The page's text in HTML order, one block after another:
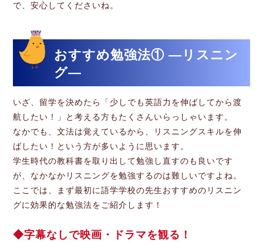
で、安心してくださいね。
おすすめ勉強法① ―リスニン
グ―
いざ、留学を決めたら「少しでも英語力を伸ばしてから渡
航したい！」と考える方もたくさんいらっしゃいます。
なかでも、文法は覚えているから、リスニングスキルを伸
ばしたい！という方が多いように思います。
学生時代の教科書を取り出して勉強し直すのも良いです
が、なかなかリスニングを勉強するのは難しいですよね。
ここでは、まず最初に語学学校の先生おすすめのリスニン
グに効果的な勉強法をご紹介します！
字幕なしで映画・ドラマを観る！